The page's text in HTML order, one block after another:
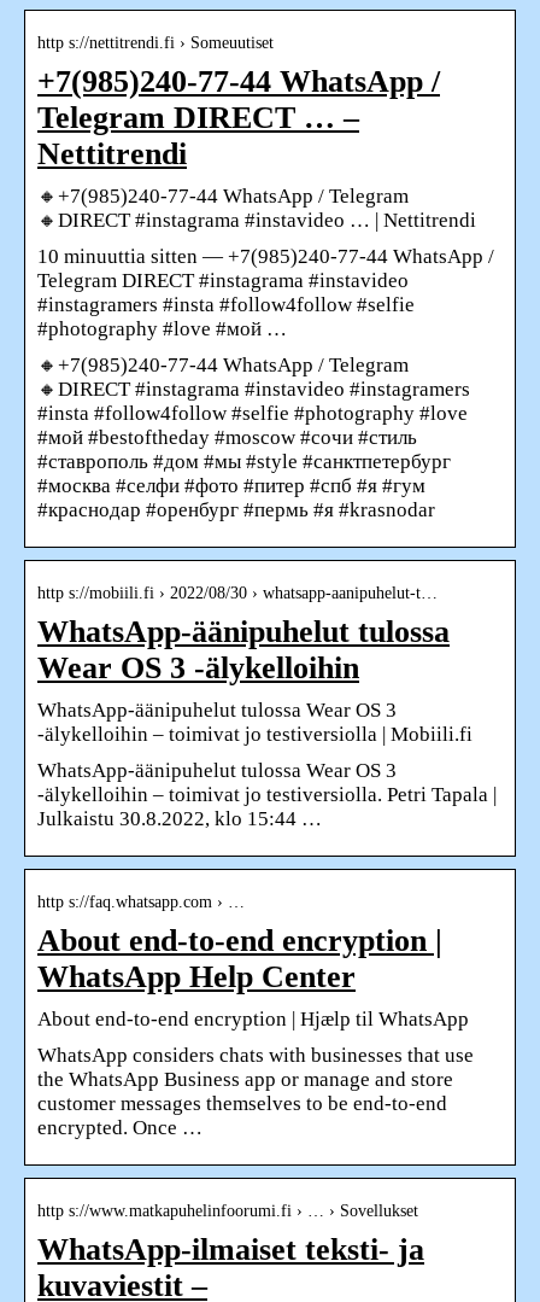
http s://nettitrendi.fi › Someuutiset
+7(985)240-77-44 WhatsApp /
Telegram DIRECT … –
Nettitrendi
🔸+7(985)240-77-44 WhatsApp / Telegram
🔸DIRECT #instagrama #instavideo … | Nettitrendi
10 minuuttia sitten — +7(985)240-77-44 WhatsApp /
Telegram DIRECT #instagrama #instavideo
#instagramers #insta #follow4follow #selfie
#photography #love #мой …
🔸+7(985)240-77-44 WhatsApp / Telegram
🔸DIRECT #instagrama #instavideo #instagramers
#insta #follow4follow #selfie #photography #love
#мой #bestoftheday #moscow #сочи #стиль
#ставрополь #дом #мы #style #санктпетербург
#москва #селфи #фото #питер #спб #я #гум
#краснодар #оренбург #пермь #я #krasnodar
http s://mobiili.fi › 2022/08/30 › whatsapp-aanipuhelut-t…
WhatsApp-äänipuhelut tulossa
Wear OS 3 -älykelloihin
WhatsApp-äänipuhelut tulossa Wear OS 3
-älykelloihin – toimivat jo testiversiolla | Mobiili.fi
WhatsApp-äänipuhelut tulossa Wear OS 3
-älykelloihin – toimivat jo testiversiolla. Petri Tapala |
Julkaistu 30.8.2022, klo 15:44 …
http s://faq.whatsapp.com › …
About end-to-end encryption |
WhatsApp Help Center
About end-to-end encryption | Hjælp til WhatsApp
WhatsApp considers chats with businesses that use
the WhatsApp Business app or manage and store
customer messages themselves to be end-to-end
encrypted. Once …
http s://www.matkapuhelinfoorumi.fi › … › Sovellukset
WhatsApp-ilmaiset teksti- ja
kuvaviestit –